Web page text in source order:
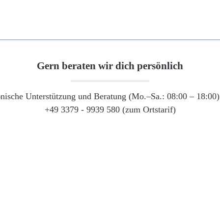
Gern beraten wir dich persönlich
Unterstützung und Beratung (Mo.–Sa.: 08:00 –
+49 3379 - 9939 580 (zum Ortstarif)